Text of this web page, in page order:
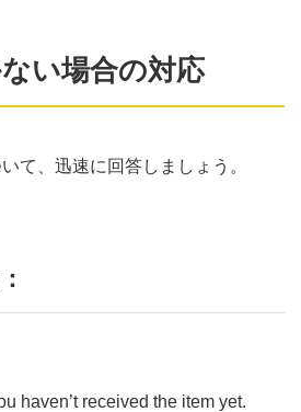
い場合の対応
て、迅速に回答しましょう。
haven’t received the item yet.